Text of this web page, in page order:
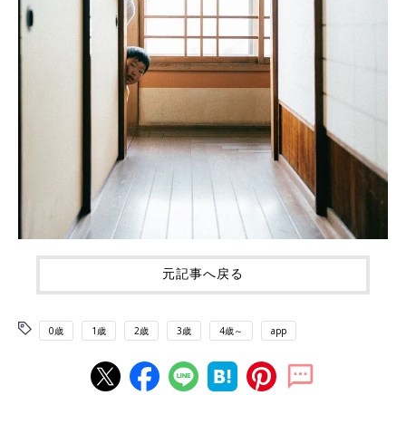
元記事へ戻る
0歳 1歳 2歳 3歳 4歳～ app